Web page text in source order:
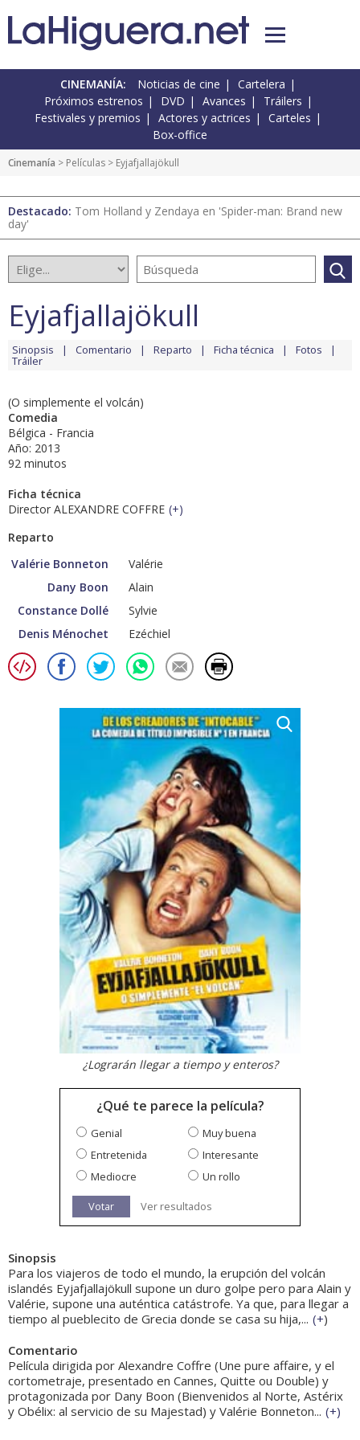
CINEMANÍA: Noticias de cine
Cartelera
Próximos estrenos
DVD Avances
Tráilers
Festivales y premios
Actores y actrices
Carteles
Box-office
Cinemanía > Películas > Eyjafjallajökull
Destacado: Tom Holland y Zendaya en 'Spider-man: Brand new
day'
Eyjafjallajökull
Sinopsis Comentario Reparto Ficha técnica Fotos
Tráiler
(O simplemente el volcán)
Comedia
Bélgica - Francia
Año: 2013
92 minutos
Ficha técnica
Director ALEXANDRE COFFRE (+)
Reparto
Valérie Bonneton
Valérie
Dany Boon
Alain
Constance Dollé
Sylvie
Denis Ménochet
Ezéchiel
¿Lograrán llegar a tiempo y enteros?
¿Qué te parece la película?
Genial
Muy buena
Entretenida
Interesante
Mediocre
Un rollo
Votar Ver resultados
Sinopsis
Para los viajeros de todo el mundo, la erupción del volcán
islandés Eyjafjallajökull supone un duro golpe pero para Alain y
Valérie, supone una auténtica catástrofe. Ya que, para llegar a
tiempo al pueblecito de Grecia donde se casa su hija,... (+)
Comentario
Película dirigida por Alexandre Coffre (Une pure affaire, y el
cortometraje, presentado en Cannes, Quitte ou Double) y
protagonizada por Dany Boon (Bienvenidos al Norte, Astérix
y Obélix: al servicio de su Majestad) y Valérie Bonneton... (+)